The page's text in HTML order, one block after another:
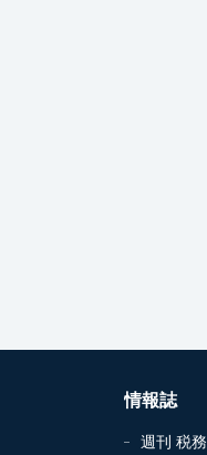
情報誌
週刊 税